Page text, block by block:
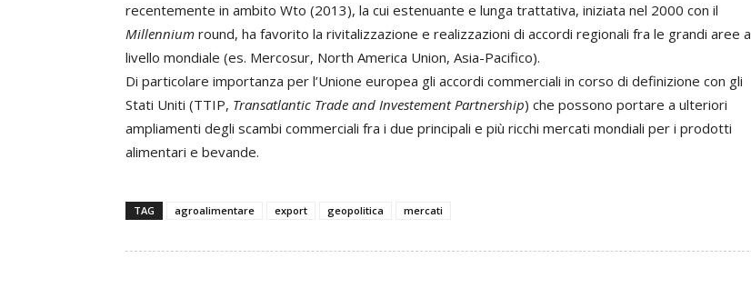
recentemente in ambito Wto (2013), la cui estenuante e lunga trattativa, iniziata nel 2000 con il
Millennium round, ha favorito la rivitalizzazione e realizzazioni di accordi regionali fra le grandi aree a
livello mondiale (es. Mercosur, North America Union, Asia-Pacifico).
Di particolare importanza per l’Unione europea gli accordi commerciali in corso di definizione con gli
Stati Uniti (TTIP, Transatlantic Trade and Investement Partnership) che possono portare a ulteriori
ampliamenti degli scambi commerciali fra i due principali e più ricchi mercati mondiali per i prodotti
alimentari e bevande.
TAG agroalimentare export geopolitica mercati